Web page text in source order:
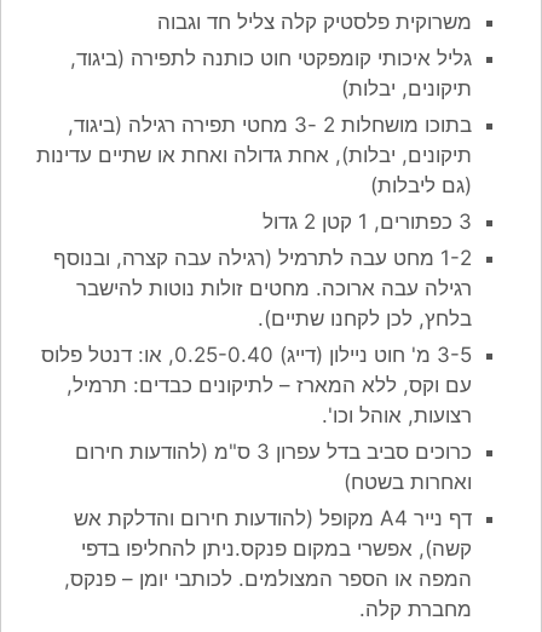
משרוקית פלסטיק קלה צליל חד וגבוה
גליל איכותי קומפקטי חוט כותנה לתפירה (ביגוד,
תיקונים, יבלות)
בתוכו מושחלות 2 -3 מחטי תפירה רגילה (ביגוד,
תיקונים, יבלות), אחת גדולה ואחת או שתיים עדינות
(גם ליבלות)
3 כפתורים, 1 קטן 2 גדול
1-2 מחט עבה לתרמיל (רגילה עבה קצרה, ובנוסף
רגילה עבה ארוכה. מחטים זולות נוטות להישבר
בלחץ, לכן לקחנו שתיים).
3-5 מ' חוט ניילון (דייג) 0.25-0.40, או: דנטל פלוס
עם וקס, ללא המארז – לתיקונים כבדים: תרמיל,
רצועות, אוהל וכו'.
כרוכים סביב בדל עפרון 3 ס"מ (להודעות חירום
ואחרות בשטח)
דף נייר A4 מקופל (להודעות חירום והדלקת אש
קשה), אפשרי במקום פנקס.ניתן להחליפו בדפי
המפה או הספר המצולמים. לכותבי יומן – פנקס,
מחברת קלה.